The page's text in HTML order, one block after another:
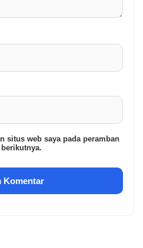
situs web saya pada peramban